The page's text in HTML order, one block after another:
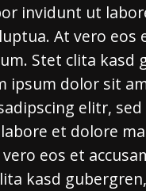
invidunt ut
At vero eos
Stet clita kasd
ipsum dolor sit
elitr,
et dolore
eos et
kasd